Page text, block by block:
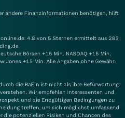
andere Finanzinformationen benötigen, hilft
4.8 von 5 Sternen ermittelt aus 285
Börsen +15 Min. NASDAQ +15 Min.
Jones +15 Min. Alle Angaben ohne Gewähr.
die BaFin ist nicht als ihre Befürwortung
Wir empfehlen Interessenten und
und die Endgültigen Bedingungen zu
treffen, um sich möglichst umfassend
die potenziellen Risiken und Chancen des